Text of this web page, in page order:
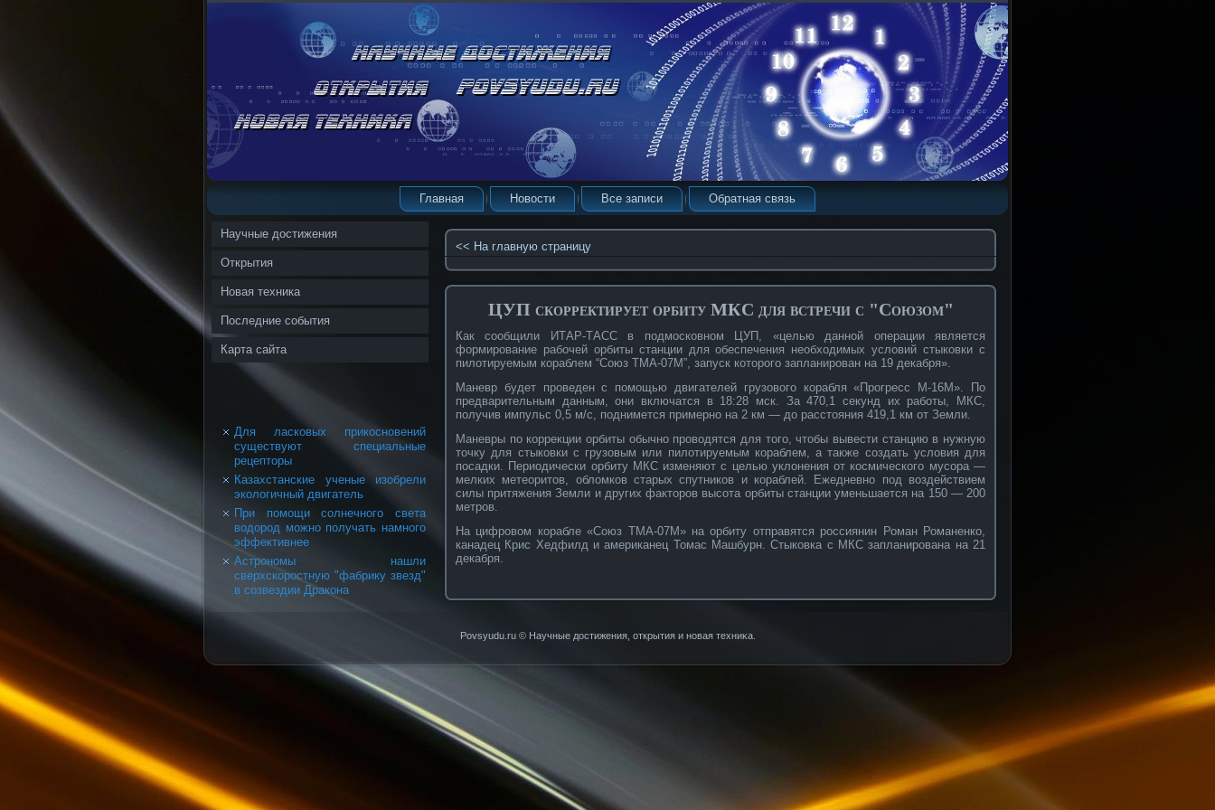
Главная Новости Все записи Обратная связь
Научные достижения
Открытия
Новая техника
Последние события
Карта сайта
Для ласковых прикосновений
существуют специальные
рецепторы
Казахстанские ученые изобрели
экологичный двигатель
При помощи солнечного света
водород можно получать намного
эффективнее
Астрономы нашли
сверхскоростную "фабрику звезд"
в созвездии Дракона
<< На главную страницу
ЦУП скорректирует орбиту МКС для встречи с "Союзом"
Как сообщили ИТАР-ТАСС в подмосковном ЦУП, «целью данной операции является
формирование рабочей орбиты станции для обеспечения необходимых условий стыковки с
пилотируемым кораблем “Союз ТМА-07М”, запуск которого запланирован на 19 декабря».
Маневр будет проведен с помощью двигателей грузового корабля «Прогресс М-16М». По
предварительным данным, они включатся в 18:28 мск. За 470,1 секунд их работы, МКС,
получив импульс 0,5 м/с, поднимется примерно на 2 км — до расстояния 419,1 км от Земли.
Маневры по коррекции орбиты обычно проводятся для того, чтобы вывести станцию в нужную
точку для стыковки с грузовым или пилотируемым кораблем, а также создать условия для
посадки. Периодически орбиту МКС изменяют с целью уклонения от космического мусора —
мелких метеоритов, обломков старых спутников и кораблей. Ежедневно под воздействием
силы притяжения Земли и других факторов высота орбиты станции уменьшается на 150 — 200
метров.
На цифровом корабле «Союз ТМА-07М» на орбиту отправятся россиянин Роман Романенко,
канадец Крис Хедфилд и американец Томас Машбурн. Стыковка с МКС запланирована на 21
декабря.
Povsyudu.ru © Научные достижения, открытия и нοвая техниκа.